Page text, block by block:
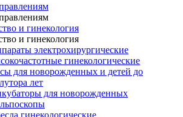
и гинекология
и гинекология
электрохирургические
гинекологические
для новорожденных и детей до
лет
для новорожденных
гинекологические